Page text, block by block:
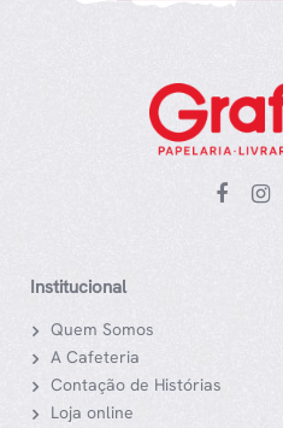
Institucional
Quem Somos
A Cafeteria
Contação de Histórias
Loja online